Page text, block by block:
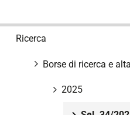
Ricerca
Borse di ricerca e
2025